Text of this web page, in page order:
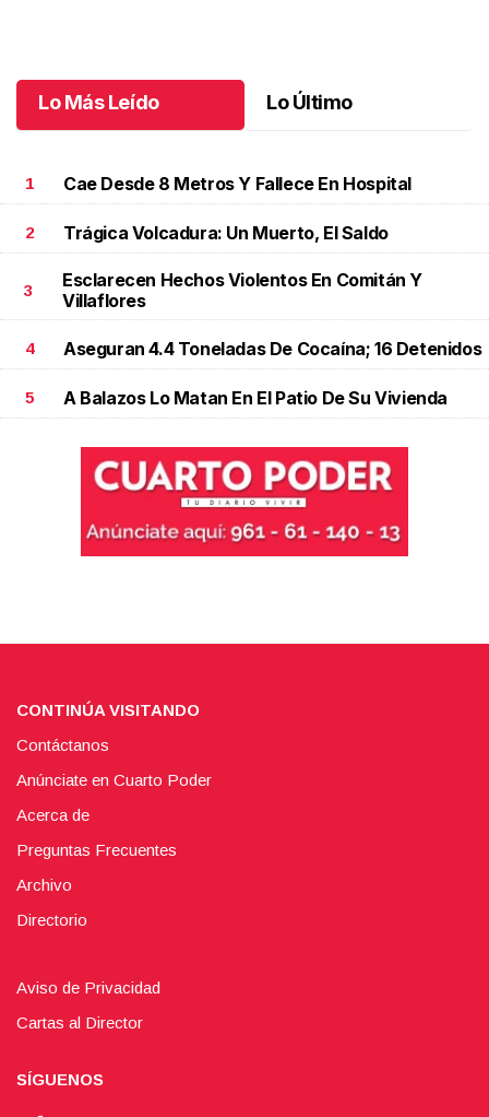
Lo Más Leído Lo Último
1 Cae Desde 8 Metros Y Fallece En Hospital
2 Trágica Volcadura: Un Muerto, El Saldo
3
Esclarecen Hechos Violentos En Comitán Y
Villaflores
4 Aseguran 4.4 Toneladas De Cocaína; 16 Detenidos
5 A Balazos Lo Matan En El Patio De Su Vivienda
CONTINÚA VISITANDO
Contáctanos
Anúnciate en Cuarto Poder
Acerca de
Preguntas Frecuentes
Archivo
Directorio
Aviso de Privacidad
Cartas al Director
SÍGUENOS